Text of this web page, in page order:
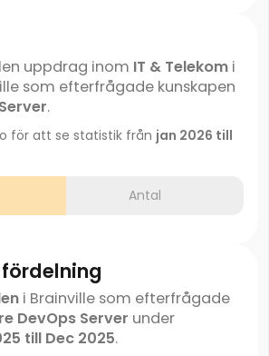
uppdrag inom IT & Telekomi
som efterfrågade kunskapen
.
för att se statistik från jan 2026 till
Antal
i Brainville som efterfrågade
DevOps Server under
till Dec 2025.